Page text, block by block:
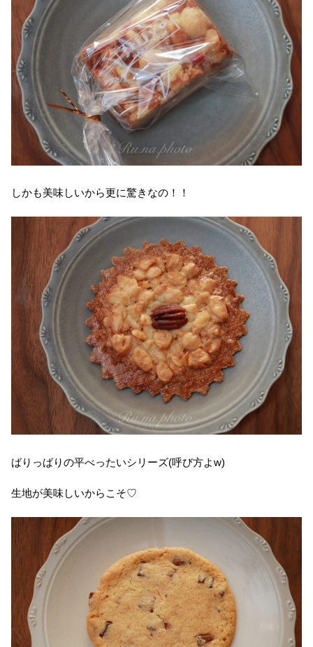
しかも美味しいから更に驚きなの！！
ばりっばりの平べったいシリーズ(呼び方よw)
生地が美味しいからこそ♡